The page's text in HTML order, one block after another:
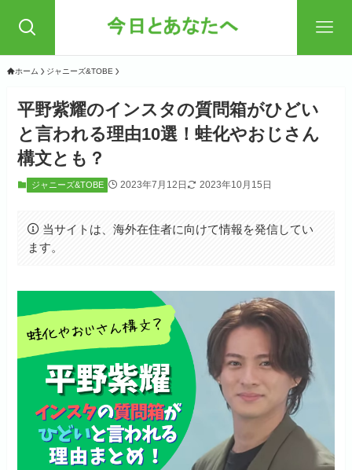
ホーム ジャニーズ&TOBE
平野紫耀のインスタの質問箱がひどい
と言われる理由10選！蛙化やおじさん
構文とも？
ジャニーズ&TOBE 2023年7月12日 2023年10月15日
当サイトは、海外在住者に向けて情報を発信してい
ます。